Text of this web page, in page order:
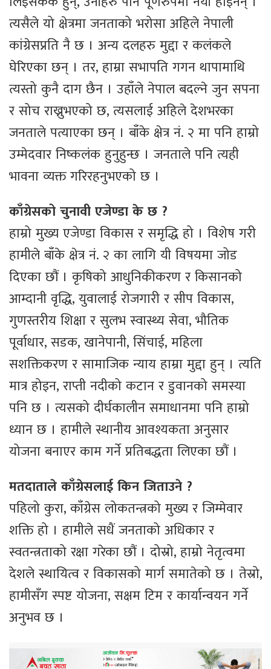
त्यसैले यो क्षेत्रमा जनताको भरोसा अहिले नेपाली
कांग्रेसप्रति नै छ । अन्य दलहरु मुद्दा र कलंकले
घेरिएका छन् । तर, हाम्रा सभापति गगन थापामाथि
त्यस्तो कुनै दाग छैन । उहाँले नेपाल बदल्ने जुन सपना
र सोच राख्नुभएको छ, त्यसलाई अहिले देशभरका
जनताले पत्याएका छन् । बाँके क्षेत्र नं. २ मा पनि हाम्रो
उम्मेदवार निष्कलंक हुनुहुन्छ । जनताले पनि त्यही
भावना व्यक्त गरिरहनुभएको छ ।
काँग्रेसको चुनावी एजेण्डा के छ ?
हाम्रो मुख्य एजेण्डा विकास र समृद्धि हो । विशेष गरी
हामीले बाँके क्षेत्र नं. २ का लागि यी विषयमा जोड
दिएका छौं । कृषिको आधुनिकीकरण र किसानको
आम्दानी वृद्धि, युवालाई रोजगारी र सीप विकास,
गुणस्तरीय शिक्षा र सुलभ स्वास्थ्य सेवा, भौतिक
पूर्वाधार, सडक, खानेपानी, सिंचाई, महिला
सशक्तिकरण र सामाजिक न्याय हाम्रा मुद्दा हुन् । त्यति
मात्र होइन, राप्ती नदीको कटान र डुवानको समस्या
पनि छ । त्यसको दीर्घकालीन समाधानमा पनि हाम्रो
ध्यान छ । हामीले स्थानीय आवश्यकता अनुसार
योजना बनाएर काम गर्ने प्रतिबद्धता लिएका छौं ।
मतदाताले काँग्रेसलाई किन जिताउने ?
पहिलो कुरा, काँग्रेस लोकतन्त्रको मुख्य र जिम्मेवार
शक्ति हो । हामीले सधैं जनताको अधिकार र
स्वतन्त्रताको रक्षा गरेका छौं । दोस्रो, हाम्रो नेतृत्वमा
देशले स्थायित्व र विकासको मार्ग समातेको छ । तेस्रो,
हामीसँग स्पष्ट योजना, सक्षम टिम र कार्यान्वयन गर्ने
अनुभव छ ।